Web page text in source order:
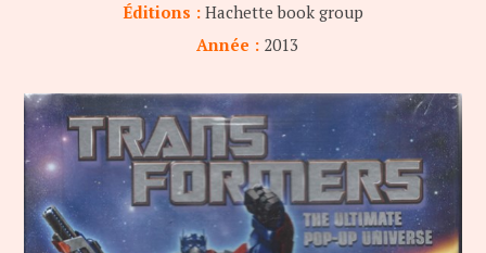
Éditions : Hachette book group
Année : 2013